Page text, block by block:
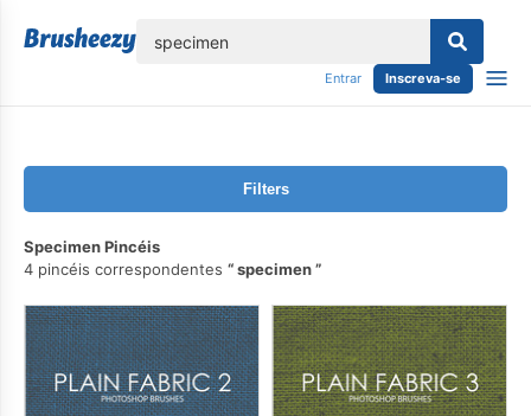
Entrar Inscreva-se
Filters
Specimen Pincéis
4 pincéis correspondentes
specimen